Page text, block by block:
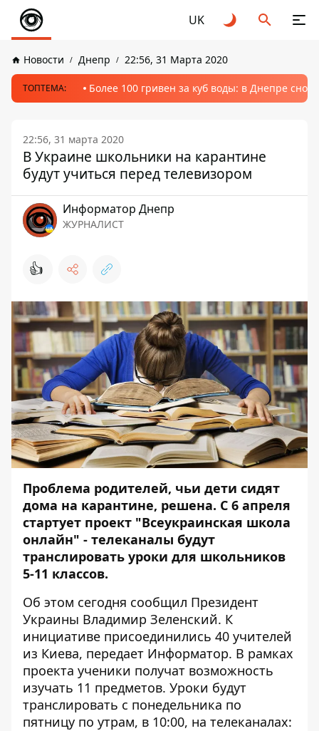
UK
Новости Днепр 22:56, 31 Марта 2020
ТОПТЕМА: Более 100 гривен за куб воды: в Днепре
22:56, 31 марта 2020
В Украине школьники на карантине
будут учиться перед телевизором
Информатор Днепр
ЖУРНАЛИСТ
👍
Проблема родителей, чьи дети сидят
дома на карантине, решена. С 6 апреля
стартует проект "Всеукраинская школа
онлайн" - телеканалы будут
транслировать уроки для школьников
5-11 классов.
Об этом сегодня сообщил Президент
Украины Владимир Зеленский. К
инициативе присоединились 40 учителей
из Киева, передает Информатор. В рамках
проекта ученики получат возможность
изучать 11 предметов. Уроки будут
транслировать с понедельника по
пятницу по утрам, в 10:00, на телеканалах: